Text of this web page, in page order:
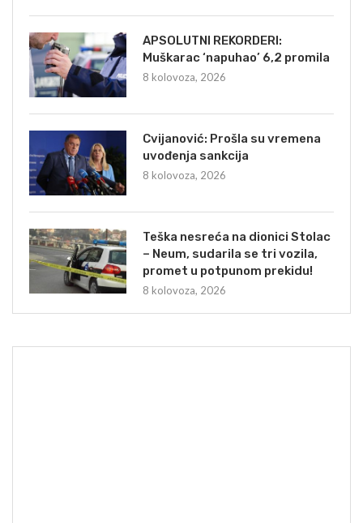
APSOLUTNI REKORDERI:
Muškarac ‘napuhao’ 6,2 promila
8 kolovoza, 2026
Cvijanović: Prošla su vremena
uvođenja sankcija
8 kolovoza, 2026
Teška nesreća na dionici Stolac
– Neum, sudarila se tri vozila,
promet u potpunom prekidu!
8 kolovoza, 2026